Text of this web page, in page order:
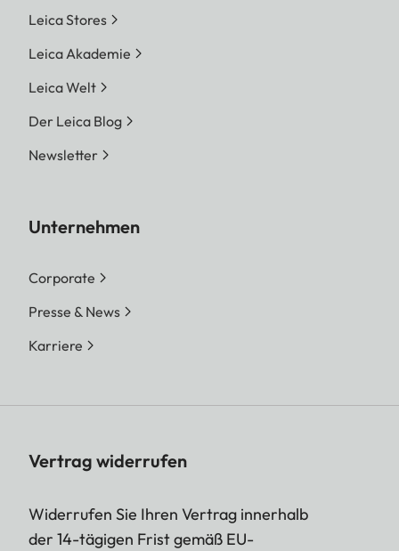
Leica Stores
Leica Akademie
Leica Welt
Der Leica Blog
Newsletter
Unternehmen
Corporate
Presse & News
Karriere
Vertrag widerrufen
Widerrufen Sie Ihren Vertrag innerhalb
der 14-tägigen Frist gemäß EU-